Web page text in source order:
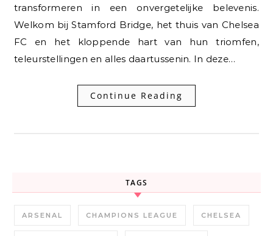
transformeren in een onvergetelijke belevenis.
Welkom bij Stamford Bridge, het thuis van Chelsea
FC en het kloppende hart van hun triomfen,
teleurstellingen en alles daartussenin. In deze…
Continue Reading
TAGS
ARSENAL CHAMPIONS LEAGUE CHELSEA